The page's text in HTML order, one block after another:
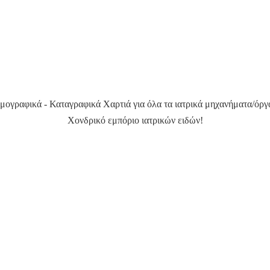
- Καταγραφικά Χαρτιά για όλα τα ιατρικά μηχανήματα/
Χονδρικό εμπόριο ιατρικών ειδών!